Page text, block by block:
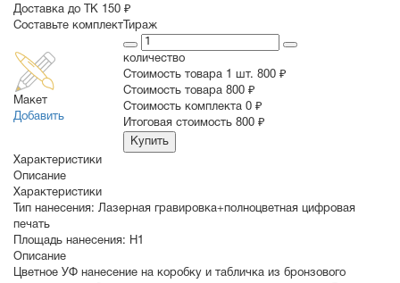
Доставка до ТК 150 ₽
Составьте комплект
Макет
Добавить
Тираж
количество
Стоимость товара 1 шт. 800 ₽
Cтоимость товара 800 ₽
Стоимость комплекта 0 ₽
Итоговая стоимость 800 ₽
Купить
Характеристики
Описание
Характеристики
Тип нанесения: Лазерная гравировка+полноцветная цифровая
печать
Площадь нанесения: Н1
Описание
Цветное УФ нанесение на коробку и табличка из бронзового